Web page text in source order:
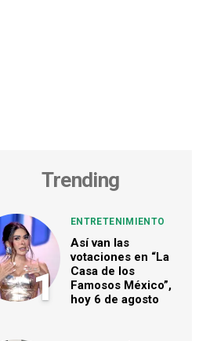
Trending
1
ENTRETENIMIENTO
Así van las
votaciones en “La
Casa de los
Famosos México”,
hoy 6 de agosto